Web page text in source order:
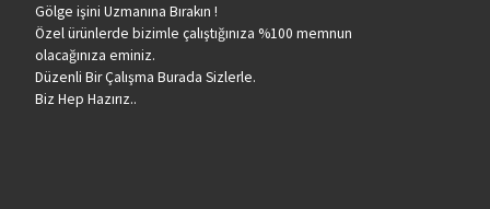
Gölge işini Uzmanına Bırakın !
Özel ürünlerde bizimle çalıştığınıza %100 memnun
olacağınıza eminiz.
Düzenli Bir Çalışma Burada Sizlerle.
Biz Hep Hazırız..